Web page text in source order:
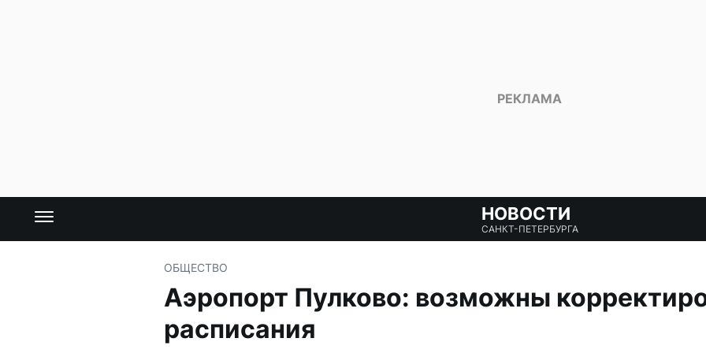
НОВОСТИ
САНКТ-ПЕТЕРБУРГА
ОБЩЕСТВО
Аэропорт Пулково: возможны
расписания